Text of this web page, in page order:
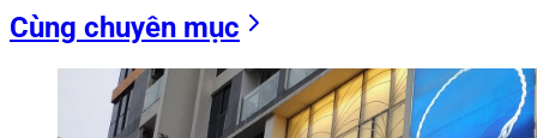
Cùng chuyên mục